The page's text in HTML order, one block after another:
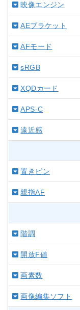
映像エンジン
AEブラケット
AFモード
sRGB
XQDカード
APS-C
遠近感
置きピン
親指AF
階調
開放F値
画素数
画像編集ソフト